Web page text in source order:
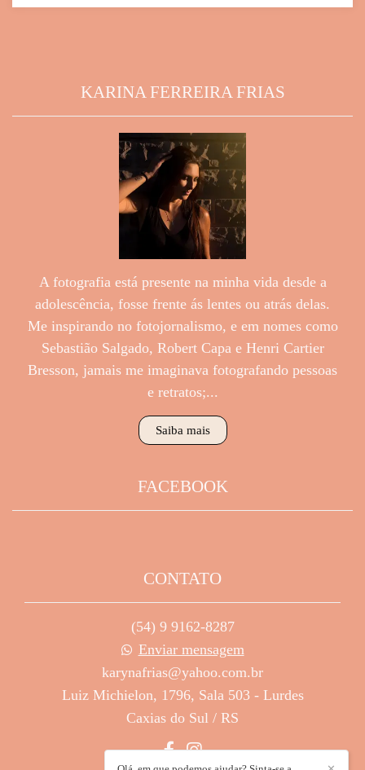
KARINA FERREIRA FRIAS
A fotografia está presente na minha vida desde a
adolescência, fosse frente ás lentes ou atrás delas.
Me inspirando no fotojornalismo, e em nomes como
Sebastião Salgado, Robert Capa e Henri Cartier
Bresson, jamais me imaginava fotografando pessoas
e retratos;...
Saiba mais
FACEBOOK
CONTATO
(54) 9 9162-8287
Enviar mensagem
karynafrias@yahoo.com.br
Luiz Michielon, 1796, Sala 503 - Lurdes
Caxias do Sul / RS